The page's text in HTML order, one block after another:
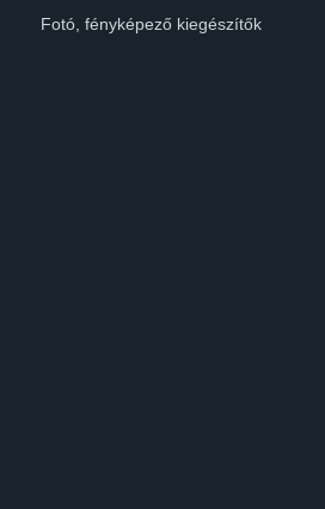
Fotó, fényképező kiegészítők